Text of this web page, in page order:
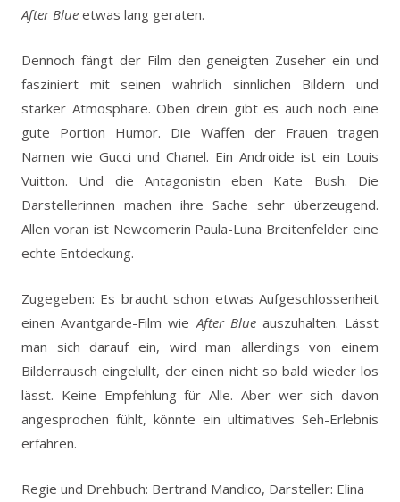
After Blue etwas lang geraten.
Dennoch fängt der Film den geneigten Zuseher ein und
fasziniert mit seinen wahrlich sinnlichen Bildern und
starker Atmosphäre. Oben drein gibt es auch noch eine
gute Portion Humor. Die Waffen der Frauen tragen
Namen wie Gucci und Chanel. Ein Androide ist ein Louis
Vuitton. Und die Antagonistin eben Kate Bush. Die
Darstellerinnen machen ihre Sache sehr überzeugend.
Allen voran ist Newcomerin Paula-Luna Breitenfelder eine
echte Entdeckung.
Zugegeben: Es braucht schon etwas Aufgeschlossenheit
einen Avantgarde-Film wie After Blueauszuhalten. Lässt
man sich darauf ein, wird man allerdings von einem
Bilderrausch eingelullt, der einen nicht so bald wieder los
lässt. Keine Empfehlung für Alle. Aber wer sich davon
angesprochen fühlt, könnte ein ultimatives Seh-Erlebnis
erfahren.
Regie und Drehbuch: Bertrand Mandico, Darsteller: Elina